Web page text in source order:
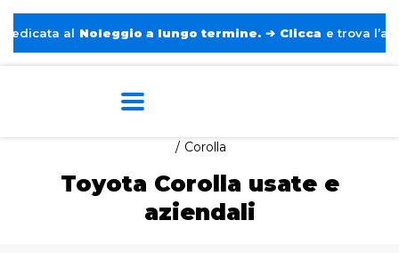
al Noleggio a lungo termine. ➔ Clicca e trova l’auto
Corolla
Toyota Corolla usate e
aziendali